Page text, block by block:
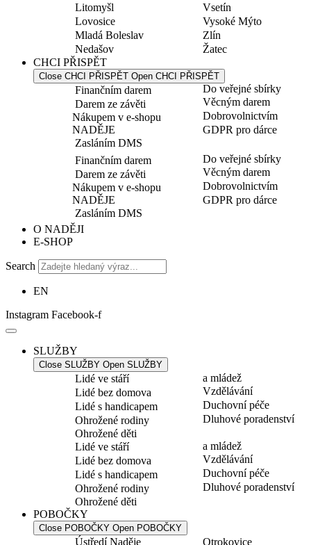
Litomyšl
Lovosice
Mladá Boleslav
Nedašov
Vsetín
Vysoké Mýto
Zlín
Žatec
CHCI PŘISPĚT
Close CHCI PŘISPĚT Open CHCI PŘISPĚT
Finančním darem
Darem ze závěti
Nákupem v e-shopu
NADĚJE
Zasláním DMS
Do veřejné sbírky
Věcným darem
Dobrovolnictvím
GDPR pro dárce
Finančním darem
Darem ze závěti
Nákupem v e-shopu
NADĚJE
Zasláním DMS
Do veřejné sbírky
Věcným darem
Dobrovolnictvím
GDPR pro dárce
O NADĚJI
E-SHOP
Search
EN
Instagram Facebook-f
SLUŽBY
Close SLUŽBY Open SLUŽBY
Lidé ve stáří
Lidé bez domova
Lidé s handicapem
Ohrožené rodiny
Ohrožené děti
a mládež
Vzdělávání
Duchovní péče
Dluhové poradenství
Lidé ve stáří
Lidé bez domova
Lidé s handicapem
Ohrožené rodiny
Ohrožené děti
a mládež
Vzdělávání
Duchovní péče
Dluhové poradenství
POBOČKY
Close POBOČKY Open POBOČKY
Ústředí Naděje
Otrokovice